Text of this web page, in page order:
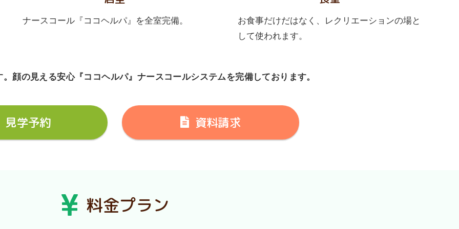
ナースコール『ココヘルパ』を全室完備。
お食事だけだはなく、レクリエーションの場と
して使われます。
顔の見える安心『ココヘルパ』ナースコールシステムを完備しております。
見学予約 資料請求
料金プラン